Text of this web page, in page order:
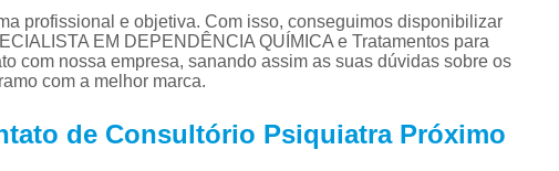
Tratamento
Tratamento para
Tratamento para
profissional e objetiva. Com isso, conseguimos disponibilizar
EM DEPENDÊNCIA QUÍMICA e Tratamentos para
com nossa empresa, sanando assim as suas dúvidas sobre os
com a melhor marca.
de Consultório Psiquiatra Próximo